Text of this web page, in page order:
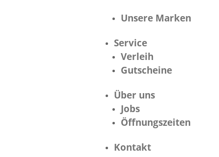
Unsere Marken
Service
Verleih
Gutscheine
Über uns
Jobs
Öffnungszeiten
Kontakt